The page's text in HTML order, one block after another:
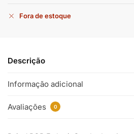
Fora de estoque
Descrição
Informação adicional
Avaliações 0